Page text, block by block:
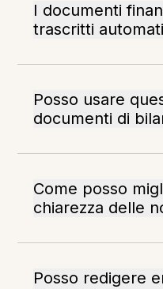
I documenti
trascritti
Posso usare
documenti di
Come posso
chiarezza delle
Posso redigere